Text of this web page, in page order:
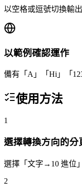
以空格或逗號切換輸
以範例確認運作
備有「A」「Hi」「
使用方法
1
選擇轉換方向的分
選擇「文字→10 進位
2